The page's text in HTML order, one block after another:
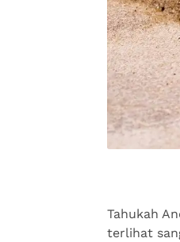
Tahukah
terlihat